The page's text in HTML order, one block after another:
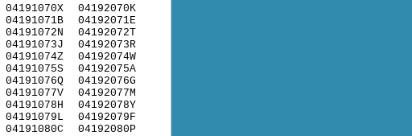
04191070X
04191071B
04191072N
04191073J
04191074Z
04191075S
04191076Q
04191077V
04191078H
04191079L
04191080C
04192070K
04192071E
04192072T
04192073R
04192074W
04192075A
04192076G
04192077M
04192078Y
04192079F
04192080P